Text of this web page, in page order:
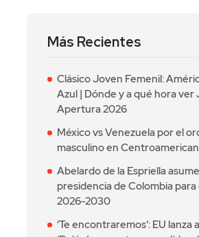
Más Recientes
Clásico Joven Femenil:
Azul | Dónde y a qué hora ver
Apertura 2026
México vs Venezuela por el
masculino en
Abelardo de la Espriella
presidencia de Colombia
2026-2030
‘Te encontraremos’: EU lanza